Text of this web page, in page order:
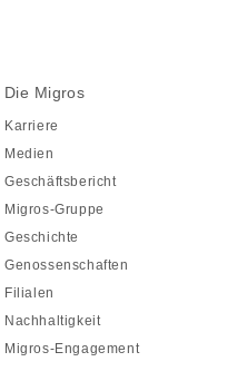
Die Migros
Karriere
Medien
Geschäftsbericht
Migros-Gruppe
Geschichte
Genossenschaften
Filialen
Nachhaltigkeit
Migros-Engagement